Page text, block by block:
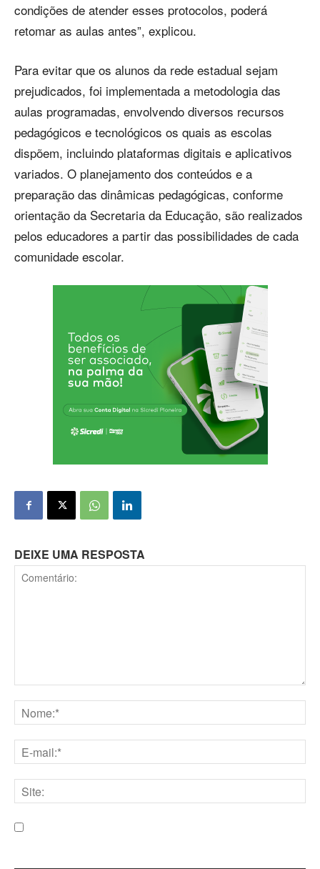
condições de atender esses protocolos, poderá
retomar as aulas antes”, explicou.
Para evitar que os alunos da rede estadual sejam
prejudicados, foi implementada a metodologia das
aulas programadas, envolvendo diversos recursos
pedagógicos e tecnológicos os quais as escolas
dispõem, incluindo plataformas digitais e aplicativos
variados. O planejamento dos conteúdos e a
preparação das dinâmicas pedagógicas, conforme
orientação da Secretaria da Educação, são realizados
pelos educadores a partir das possibilidades de cada
comunidade escolar.
DEIXE UMA RESPOSTA
mail:*